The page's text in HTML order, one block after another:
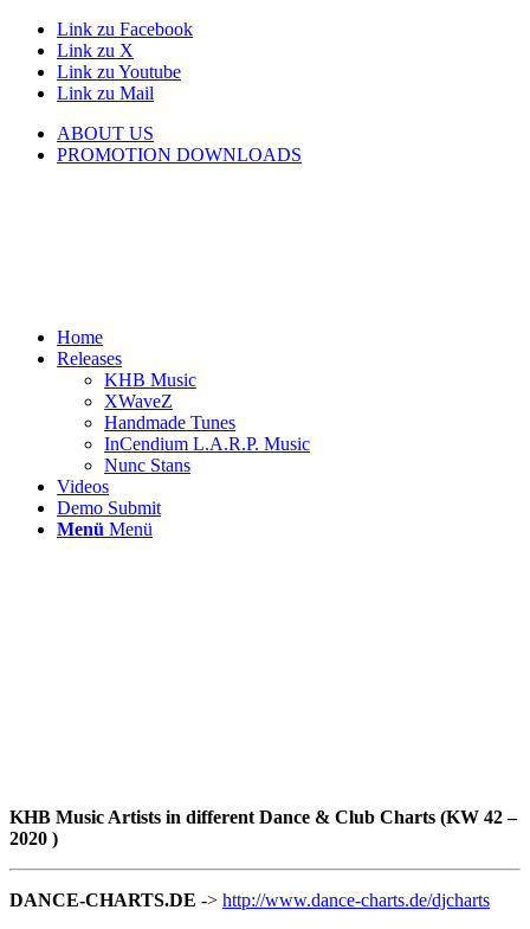
Link zu Facebook
Link zu X
Link zu Youtube
Link zu Mail
ABOUT US
PROMOTION DOWNLOADS
Home
Releases
KHB Music
XWaveZ
Handmade Tunes
InCendium L.A.R.P. Music
Nunc Stans
Videos
Demo Submit
Menü Menü
KHB Music Artists in different Dance & Club Charts (KW 42 –
2020 )
DANCE-CHARTS.DE -> http://www.dance-charts.de/djcharts